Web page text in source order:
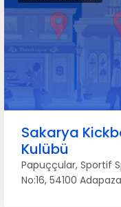
Sakarya
Kulübü
Papuççular, Sportif
No:16, 54100